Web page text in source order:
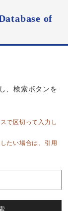
of
、検索ボタンを
で区切って入力し
たい場合は、引用